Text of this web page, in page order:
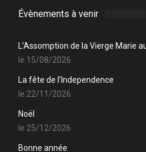
Évènements à venir
L’Assomption de la Vierge Marie
le 15/08/2026
La fête de l’Independence
le 22/11/2026
Noël
le 25/12/2026
Bonne année